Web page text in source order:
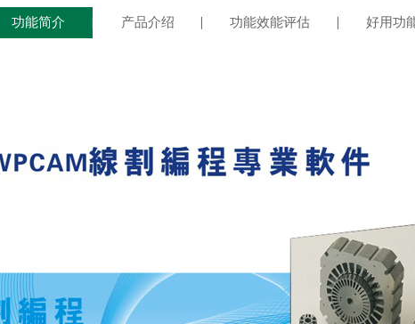
功能简介 产品介绍 功能效能评估 好用功